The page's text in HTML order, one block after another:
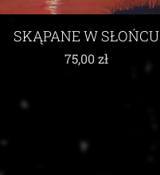
SKĄPANE W SŁOŃCU
75,00zł